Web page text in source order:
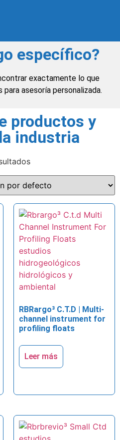
específico?
exactamente lo que
asesoría personalizada.
productos y
industria
RBRargo³ C.T.D | Multi-
channel instrument for
profiling floats
Leer más